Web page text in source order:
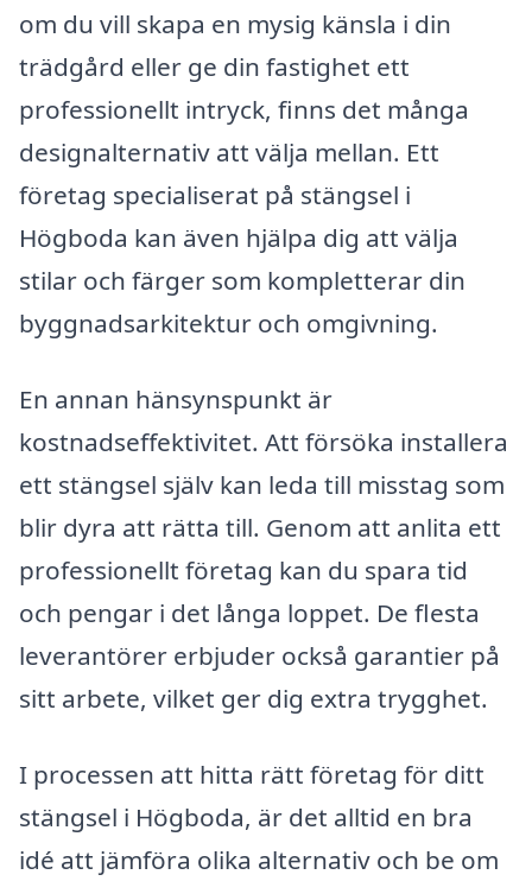
om du vill skapa en mysig känsla i din
trädgård eller ge din fastighet ett
professionellt intryck, finns det många
designalternativ att välja mellan. Ett
företag specialiserat på stängsel i
Högboda kan även hjälpa dig att välja
stilar och färger som kompletterar din
byggnadsarkitektur och omgivning.
En annan hänsynspunkt är
kostnadseffektivitet. Att försöka installera
ett stängsel själv kan leda till misstag som
blir dyra att rätta till. Genom att anlita ett
professionellt företag kan du spara tid
och pengar i det långa loppet. De flesta
leverantörer erbjuder också garantier på
sitt arbete, vilket ger dig extra trygghet.
I processen att hitta rätt företag för ditt
stängsel i Högboda, är det alltid en bra
idé att jämföra olika alternativ och be om